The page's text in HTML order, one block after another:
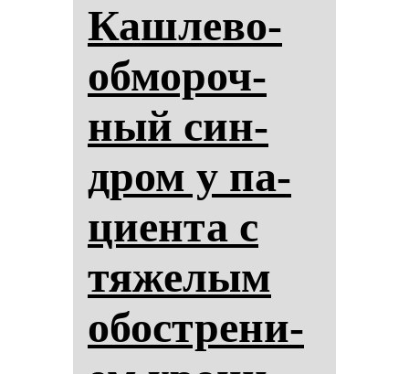
Каш­ле­во-
об­мо­роч­
ный син­
дром у па­
ци­ен­та с
тя­же­лым
обос­тре­ни­